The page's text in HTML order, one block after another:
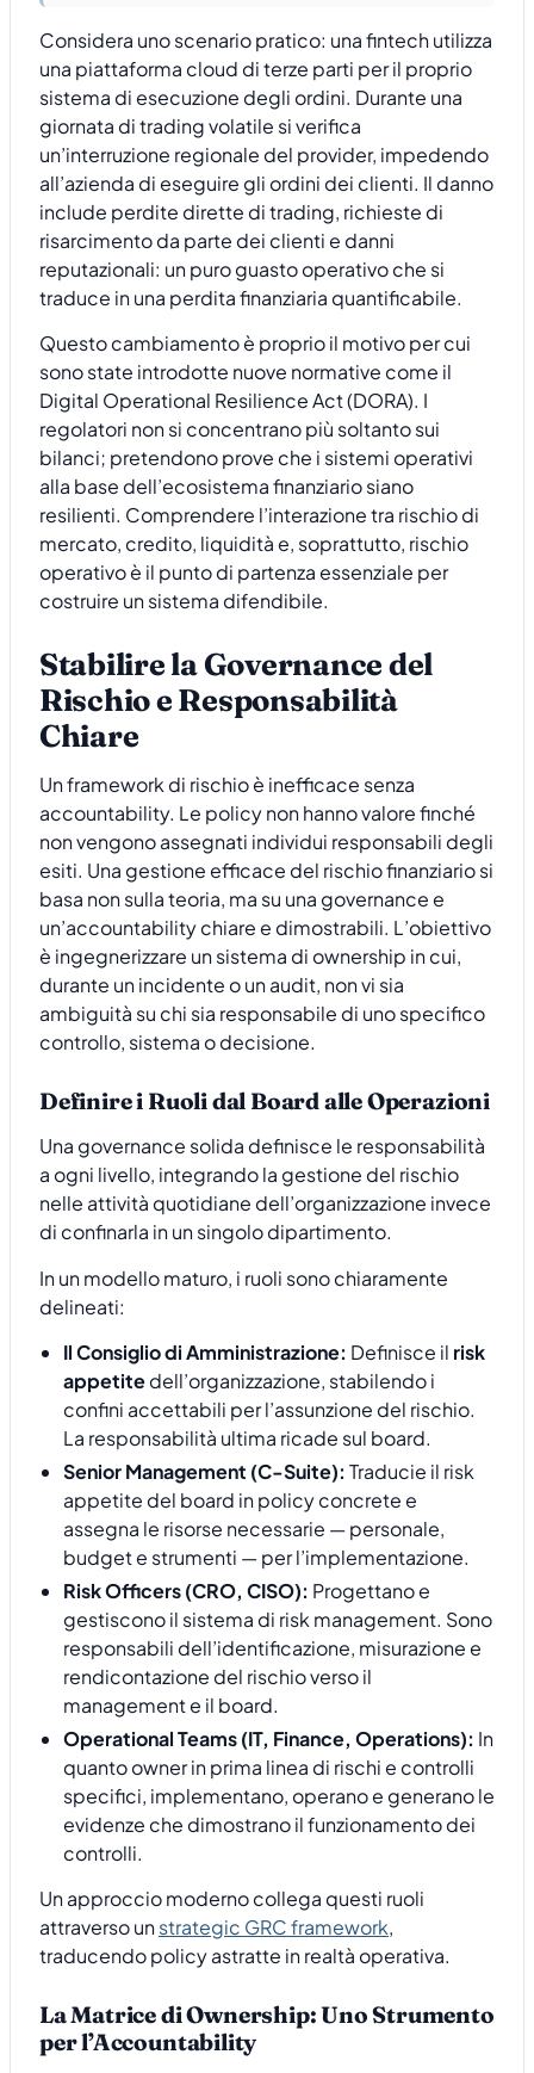
Considera uno scenario pratico: una fintech utilizza
una piattaforma cloud di terze parti per il proprio
sistema di esecuzione degli ordini. Durante una
giornata di trading volatile si verifica
un’interruzione regionale del provider, impedendo
all’azienda di eseguire gli ordini dei clienti. Il danno
include perdite dirette di trading, richieste di
risarcimento da parte dei clienti e danni
reputazionali: un puro guasto operativo che si
traduce in una perdita finanziaria quantificabile.
Questo cambiamento è proprio il motivo per cui
sono state introdotte nuove normative come il
Digital Operational Resilience Act (DORA). I
regolatori non si concentrano più soltanto sui
bilanci; pretendono prove che i sistemi operativi
alla base dell’ecosistema finanziario siano
resilienti. Comprendere l’interazione tra rischio di
mercato, credito, liquidità e, soprattutto, rischio
operativo è il punto di partenza essenziale per
costruire un sistema difendibile.
Stabilire la Governance del
Rischio e Responsabilità
Chiare
Un framework di rischio è inefficace senza
accountability. Le policy non hanno valore finché
non vengono assegnati individui responsabili degli
esiti. Una gestione efficace del rischio finanziario si
basa non sulla teoria, ma su una governance e
un’accountability chiare e dimostrabili. L’obiettivo
è ingegnerizzare un sistema di ownership in cui,
durante un incidente o un audit, non vi sia
ambiguità su chi sia responsabile di uno specifico
controllo, sistema o decisione.
Definire i Ruoli dal Board alle Operazioni
Una governance solida definisce le responsabilità
a ogni livello, integrando la gestione del rischio
nelle attività quotidiane dell’organizzazione invece
di confinarla in un singolo dipartimento.
In un modello maturo, i ruoli sono chiaramente
delineati:
Il Consiglio di Amministrazione: Definisce il risk
appetitedell’organizzazione, stabilendo i
confini accettabili per l’assunzione del rischio.
La responsabilità ultima ricade sul board.
Senior Management (C-Suite): Traducie il risk
appetite del board in policy concrete e
assegna le risorse necessarie — personale,
budget e strumenti — per l’implementazione.
Risk Officers (CRO, CISO): Progettano e
gestiscono il sistema di risk management. Sono
responsabili dell’identificazione, misurazione e
rendicontazione del rischio verso il
management e il board.
Operational Teams (IT, Finance, Operations): In
quanto owner in prima linea di rischi e controlli
specifici, implementano, operano e generano le
evidenze che dimostrano il funzionamento dei
controlli.
Un approccio moderno collega questi ruoli
attraverso unstrategic GRC framework,
traducendo policy astratte in realtà operativa.
La Matrice di Ownership: Uno Strumento
per l’Accountability